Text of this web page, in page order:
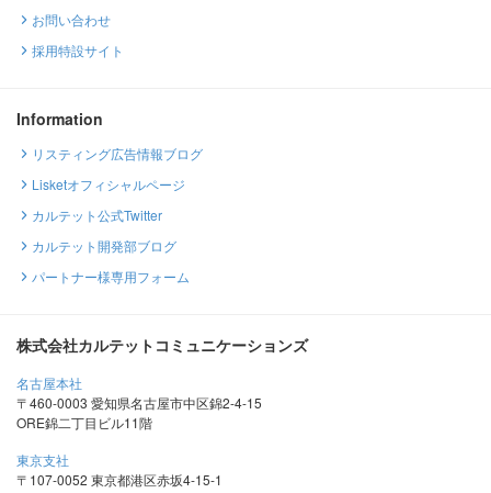
お問い合わせ
採用特設サイト
Information
リスティング広告情報ブログ
Lisketオフィシャルページ
カルテット公式Twitter
カルテット開発部ブログ
パートナー様専用フォーム
株式会社カルテットコミュニケーションズ
名古屋本社
〒460-0003 愛知県名古屋市中区錦2-4-15
ORE錦二丁目ビル11階
東京支社
〒107-0052 東京都港区赤坂4-15-1